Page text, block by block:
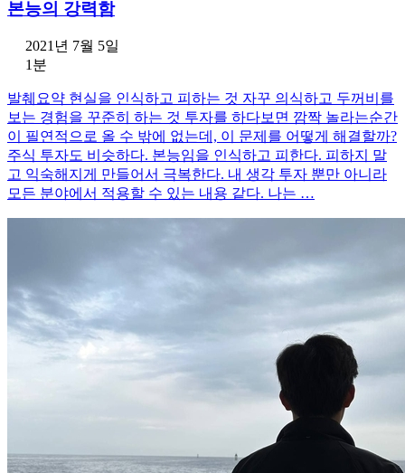
본능의 강력함
2021년 7월 5일
1분
발췌요약 현실을 인식하고 피하는 것 자꾸 의식하고 두꺼비를
보는 경험을 꾸준히 하는 것 투자를 하다보면 깜짝 놀라는순간
이 필연적으로 올 수 밖에 없는데, 이 문제를 어떻게 해결할까?
주식 투자도 비슷하다. 본능임을 인식하고 피한다. 피하지 말
고 익숙해지게 만들어서 극복한다. 내 생각 투자 뿐만 아니라
모든 분야에서 적용할 수 있는 내용 같다. 나는 …